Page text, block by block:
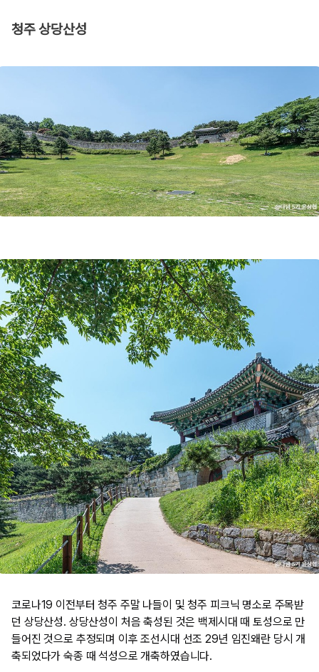
청주 상당산성​
코로나19 이전부터 청주 주말 나들이 및 청주 피크닉 명소로 주목받
던 상당산성. 상당산성이 처음 축성된 것은 백제시대 때 토성으로 만
들어진 것으로 추정되며 이후 조선시대 선조 29년 임진왜란 당시 개
축되었다가 숙종 때 석성으로 개축하였습니다.